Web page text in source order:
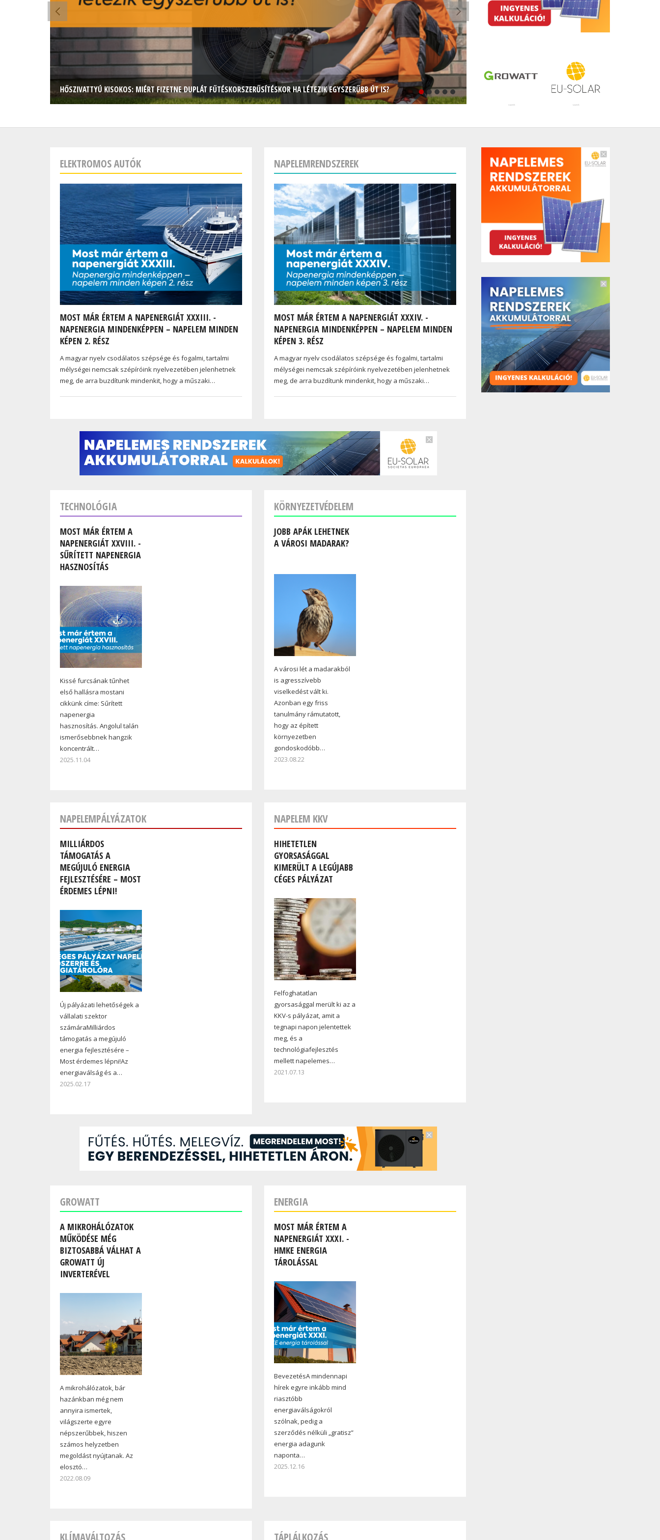
HŐSZIVATTYÚ KISOKOS: MIÉRT FIZETNE DUPLÁT FŰTÉSKORSZERŰSÍTÉSKOR HA LÉTEZIK EGYSZERŰBB ÚT IS? HŐSZIVATTYÚ KISOKOS: A TISZTA ÉS OKOS FŰTÉS,
ELEKTROMOS AUTÓK
MOST MÁR ÉRTEM A NAPENERGIÁT XXXIII. -
NAPENERGIA MINDENKÉPPEN – NAPELEM MINDEN
KÉPEN 2. RÉSZ
A magyar nyelv csodálatos szépsége és fogalmi, tartalmi
mélységei nemcsak szépíróink nyelvezetében jelenhetnek
meg, de arra buzdítunk mindenkit, hogy a műszaki…
NAPELEMRENDSZEREK
MOST MÁR ÉRTEM A NAPENERGIÁT XXXIV. -
NAPENERGIA MINDENKÉPPEN – NAPELEM MINDEN
KÉPEN 3. RÉSZ
A magyar nyelv csodálatos szépsége és fogalmi, tartalmi
mélységei nemcsak szépíróink nyelvezetében jelenhetnek
meg, de arra buzdítunk mindenkit, hogy a műszaki…
TECHNOLÓGIA
MOST MÁR ÉRTEM A
NAPENERGIÁT XXVIII. -
SŰRÍTETT NAPENERGIA
HASZNOSÍTÁS
Kissé furcsának tűnhet
első hallásra mostani
cikkünk címe: Sűrített
napenergia
hasznosítás. Angolul talán
ismerősebbnek hangzik
koncentrált…
2025.11.04
KÖRNYEZETVÉDELEM
JOBB APÁK LEHETNEK
A VÁROSI MADARAK?
A városi lét a madarakból
is agresszívebb
viselkedést vált ki.
Azonban egy friss
tanulmány rámutatott,
hogy az épített
környezetben
gondoskodóbb…
2023.08.22
NAPELEMPÁLYÁZATOK
MILLIÁRDOS
TÁMOGATÁS A
MEGÚJULÓ ENERGIA
FEJLESZTÉSÉRE – MOST
ÉRDEMES LÉPNI!
Új pályázati lehetőségek a
vállalati szektor
számáraMilliárdos
támogatás a megújuló
energia fejlesztésére –
Most érdemes lépni!Az
energiaválság és a…
2025.02.17
NAPELEM KKV
HIHETETLEN
GYORSASÁGGAL
KIMERÜLT A LEGÚJABB
CÉGES PÁLYÁZAT
Felfoghatatlan
gyorsasággal merült ki az a
KKV-s pályázat, amit a
tegnapi napon jelentettek
meg, és a
technológiafejlesztés
mellett napelemes…
2021.07.13
GROWATT
A MIKROHÁLÓZATOK
MŰKÖDÉSE MÉG
BIZTOSABBÁ VÁLHAT A
GROWATT ÚJ
INVERTERÉVEL
A mikrohálózatok, bár
hazánkban még nem
annyira ismertek,
világszerte egyre
népszerűbbek, hiszen
számos helyzetben
megoldást nyújtanak. Az
elosztó…
2022.08.09
ENERGIA
MOST MÁR ÉRTEM A
NAPENERGIÁT XXXI. -
HMKE ENERGIA
TÁROLÁSSAL
BevezetésA mindennapi
hírek egyre inkább mind
riasztóbb
energiaválságokról
szólnak, pedig a
szerződés nélküli „gratisz”
energia adagunk
naponta…
2025.12.16
KLÍMAVÁLTOZÁS TÁPLÁLKOZÁS